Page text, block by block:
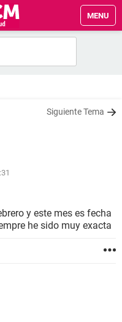
MENU
Siguiente Tema
y este mes es fecha
he sido muy exacta